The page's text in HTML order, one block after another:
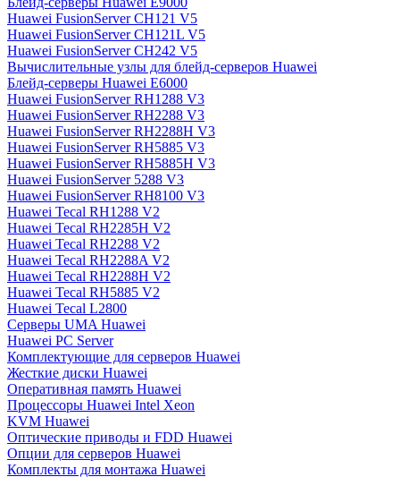
Huawei FusionServer CH121 V5
Huawei FusionServer CH121L V5
Huawei FusionServer CH242 V5
Вычислительные узлы для блейд-серверов Huawei
Блейд-серверы Huawei E6000
Huawei FusionServer RH1288 V3
Huawei FusionServer RH2288 V3
Huawei FusionServer RH2288H V3
Huawei FusionServer RH5885 V3
Huawei FusionServer RH5885H V3
Huawei FusionServer 5288 V3
Huawei FusionServer RH8100 V3
Huawei Tecal RH1288 V2
Huawei Tecal RH2285H V2
Huawei Tecal RH2288 V2
Huawei Tecal RH2288A V2
Huawei Tecal RH2288H V2
Huawei Tecal RH5885 V2
Huawei Tecal L2800
Серверы UMA Huawei
Huawei PC Server
Комплектующие для серверов Huawei
Жесткие диски Huawei
Оперативная память Huawei
Процессоры Huawei Intel Xeon
KVM Huawei
Оптические приводы и FDD Huawei
Опции для серверов Huawei
Комплекты для монтажа Huawei